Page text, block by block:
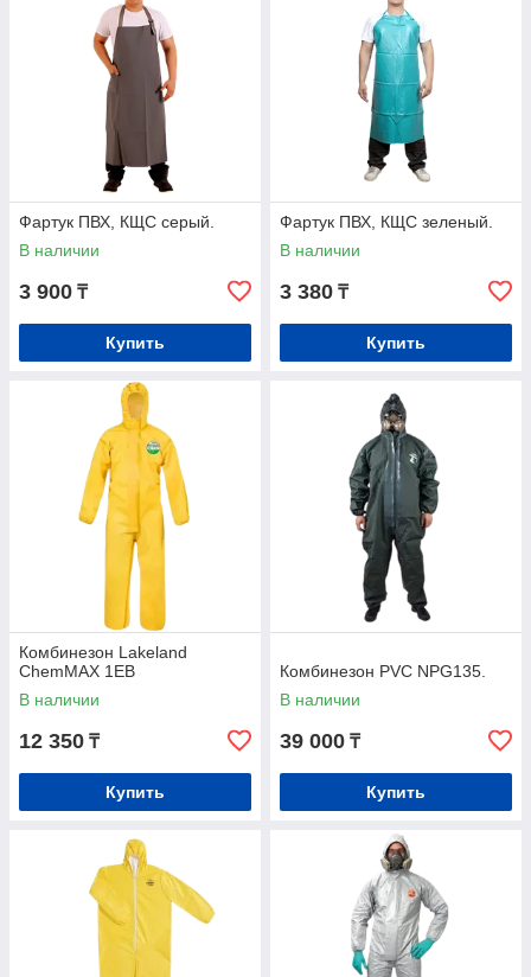
Фартук ПВХ, КЩС серый.
В наличии
3 900 ₸
Купить
Фартук ПВХ, КЩС зеленый.
В наличии
3 380 ₸
Купить
Комбинезон Lakeland
ChemMAX 1EB
В наличии
12 350 ₸
Купить
Комбинезон PVC NPG135.
В наличии
39 000 ₸
Купить